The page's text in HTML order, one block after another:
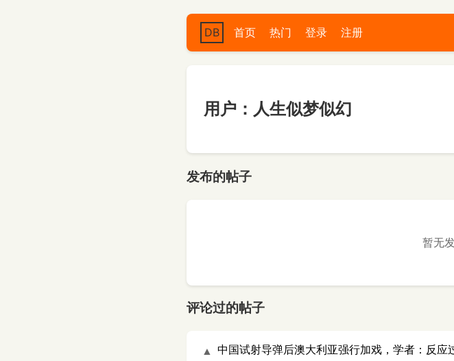
DB 首页 热门 登录 注册
用户：人生似梦似幻
发布的帖子
暂无
评论过的帖子
▲
中国试射导弹后澳大利亚强行加戏，学者：反应